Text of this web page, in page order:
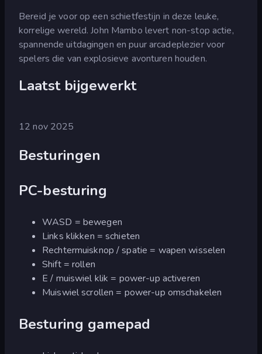
Bereid je voor op een schietfestijn in deze leuke,
korrelige wereld. John Mambo levert non-stop actie,
spannende uitdagingen en puur arcadeplezier voor
spelers die van explosieve avonturen houden.
Laatst bijgewerkt
12 nov 2025
Besturingen
PC-besturing
WASD = bewegen
Links klikken = schieten
Rechtermuisknop / spatie = wapen wisselen
Shift = rollen
E / muiswiel klik = power-up activeren
Muiswiel scrollen = power-up omschakelen
Besturing gamepad